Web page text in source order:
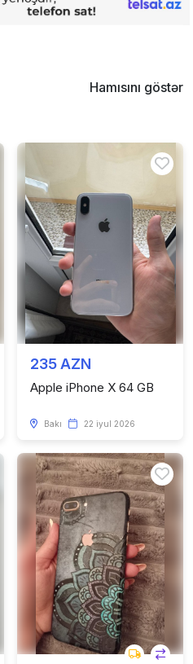
Hamısını göstər
235 AZN
Apple iPhone X 64 GB
Bakı 22 iyul 2026